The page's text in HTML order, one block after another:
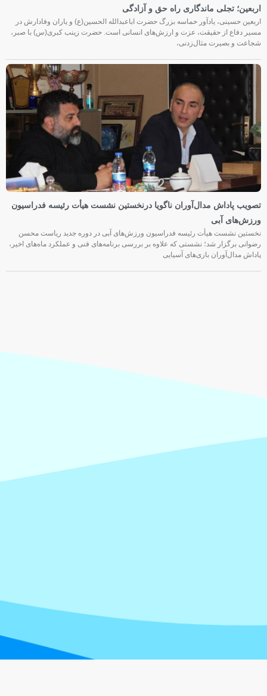
اربعین؛ تجلی ماندگاری راه حق و آزادگی
اربعین حسینی، یادآور حماسه بزرگ حضرت اباعبدالله الحسین(ع) و یاران وفادارش در
مسیر دفاع از حقیقت، عزت و ارزش‌های انسانی است. حضرت زینب کبری(س) با صبر،
شجاعت و بصیرت مثال‌زدنی،
تصویب پاداش مدال‌آوران ناگویا درنخستین نشست هیأت رئیسه فدراسیون
ورزش‌های آبی
نخستین نشست هیأت رئیسه فدراسیون ورزش‌های آبی در دوره جدید ریاست محسن
رضوانی برگزار شد؛ نشستی که علاوه بر بررسی برنامه‌های فنی و عملکرد ماه‌های اخیر،
پاداش مدال‌آوران بازی‌های آسیایی